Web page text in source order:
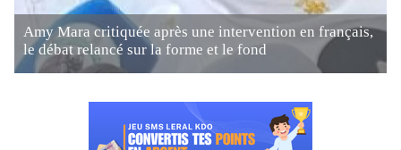
Amy Mara critiquée après une intervention en français,
le débat relancé sur la forme et le fond